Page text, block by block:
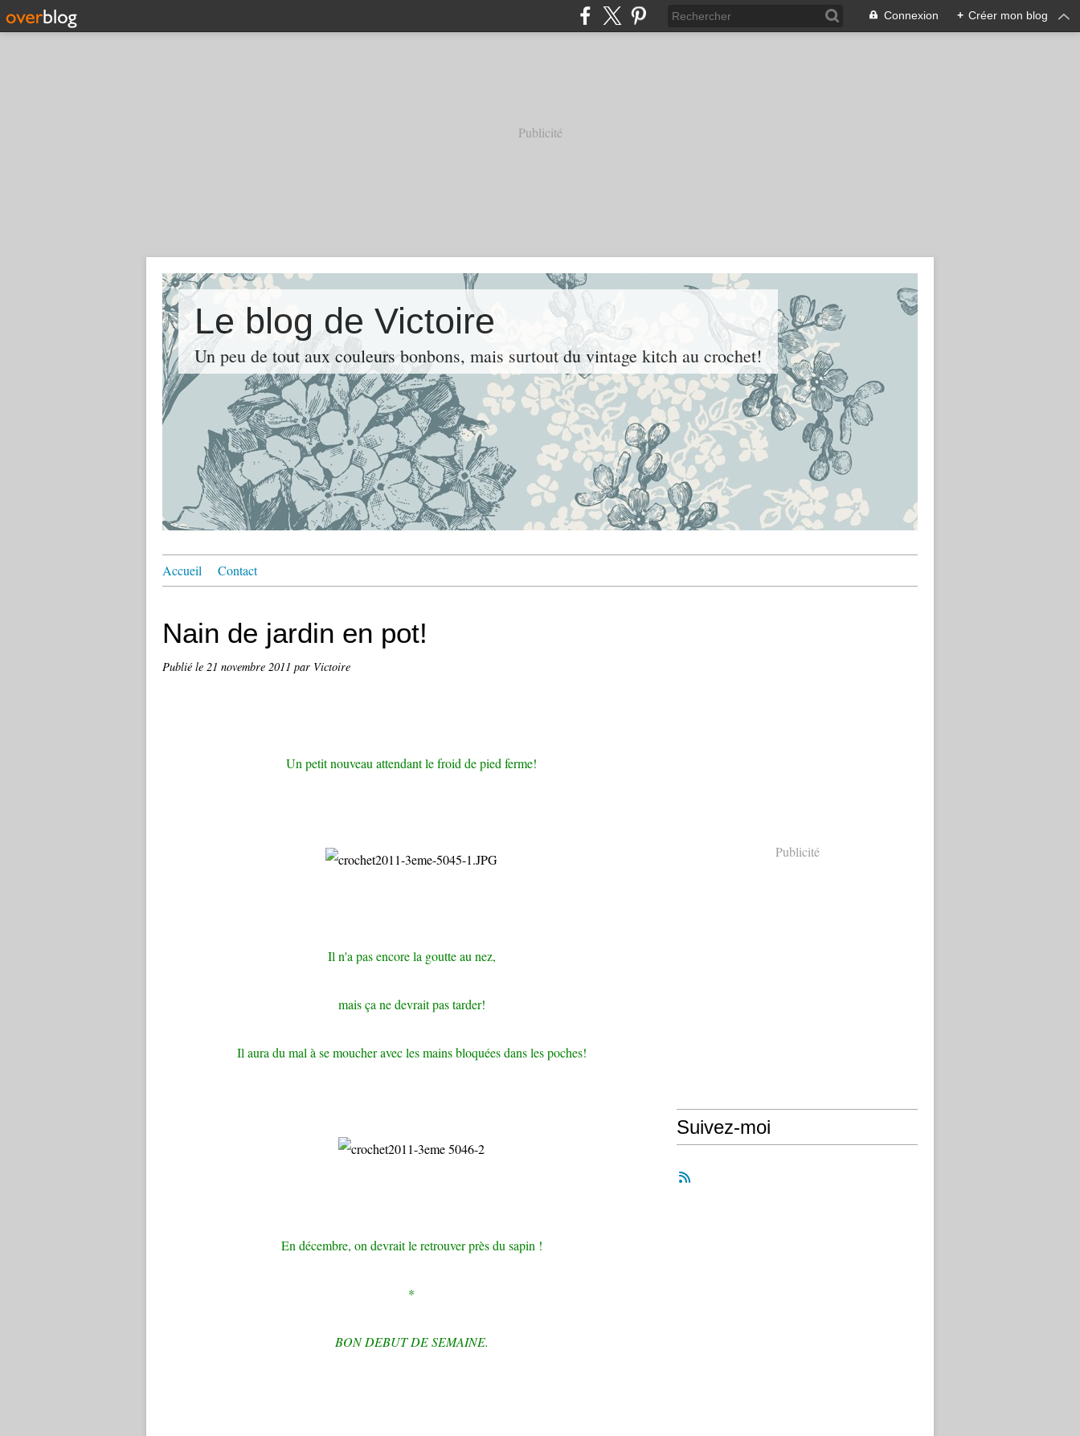
Connexion + Créer mon blog
Publicité
Le blog de Victoire
Un peu de tout aux couleurs bonbons, mais surtout du vintage kitch au crochet!
Accueil Contact
Nain de jardin en pot!
Publié le 21 novembre 2011 par Victoire
Un petit nouveau attendant le froid de pied ferme!
Il n'a pas encore la goutte au nez,
mais ça ne devrait pas tarder!
Il aura du mal à se moucher avec les mains bloquées dans les poches!
En décembre, on devrait le retrouver près du sapin !
*
BON DEBUT DE SEMAINE.
Publicité
Suivez-moi